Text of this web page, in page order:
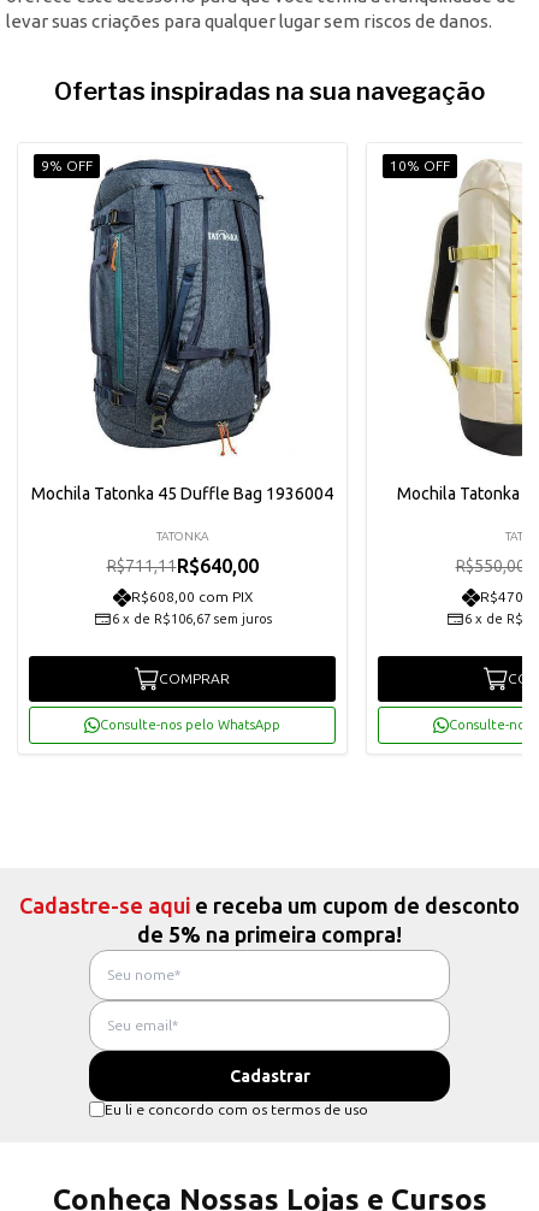
levar suas criações para qualquer lugar sem riscos de danos.
Ofertas inspiradas na sua navegação
9% OFF
Mochila Tatonka 45 Duffle Bag 1936004
TATONKA
R$711,11R$640,00
R$608,00 com PIX
6 x de R$106,67 sem juros
COMPRAR
Consulte-nos pelo WhatsApp
10% OFF
Mochila Tatonka
R$550,00
6 x de
Consulte-nos
Cadastre-se aqui e receba um cupom de desconto
de 5% na primeira compra!
Eu li e concordo com os termos de uso
Conheça Nossas Lojas e Cursos